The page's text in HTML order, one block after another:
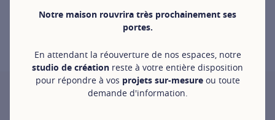
Notre maison rouvrira très prochainement ses
portes.
En attendant la réouverture de nos espaces, notre
studio de création reste à votre entière disposition
pour répondre à vos projets sur-mesureou toute
demande d'information.
ORIGINE